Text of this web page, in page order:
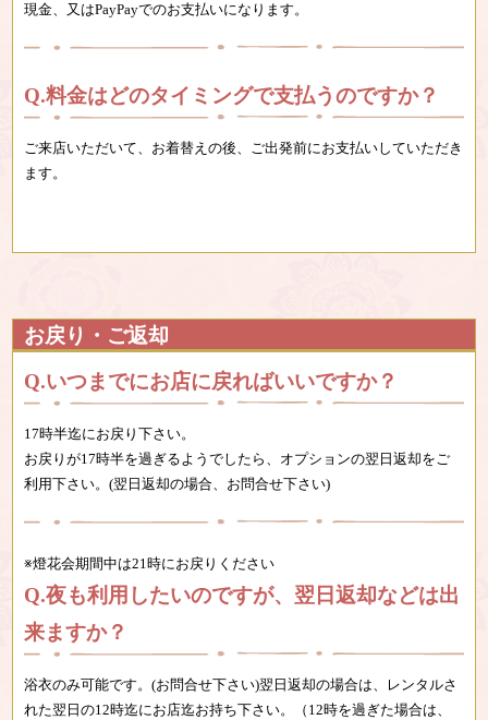
現金、又はPayPayでのお支払いになります。
料金はどのタイミングで支払うのですか？
ご来店いただいて、お着替えの後、ご出発前にお支払いしていただき
ます。
お戻り・ご返却
いつまでにお店に戻ればいいですか？
17時半迄にお戻り下さい。
お戻りが17時半を過ぎるようでしたら、オプションの翌日返却をご
利用下さい。(翌日返却の場合、お問合せ下さい)
※燈花会期間中は21時にお戻りください
夜も利用したいのですが、翌日返却などは出
来ますか？
浴衣のみ可能です。(お問合せ下さい)翌日返却の場合は、レンタルさ
れた翌日の12時迄にお店迄お持ち下さい。（12時を過ぎた場合は、